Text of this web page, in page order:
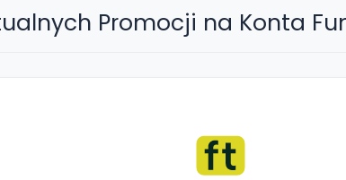
Promocji na Konta